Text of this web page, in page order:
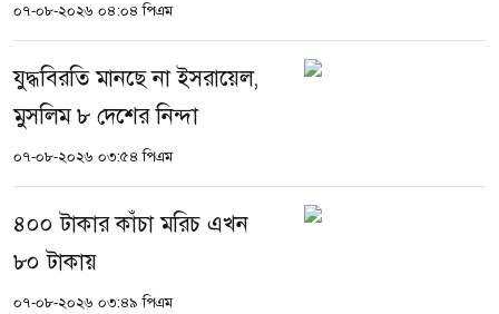
০৭-০৮-২০২৬ ০৪:০৪ পিএম
যুদ্ধবিরতি মানছে না ইসরায়েল,
মুসলিম ৮ দেশের নিন্দা
০৭-০৮-২০২৬ ০৩:৫৪ পিএম
৪০০ টাকার কাঁচা মরিচ এখন
৮০ টাকায়
০৭-০৮-২০২৬ ০৩:৪৯ পিএম